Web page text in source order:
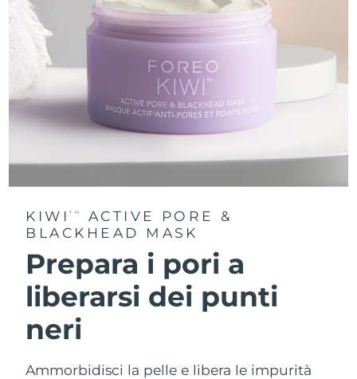
KIWITM
ACTIVE PORE &
BLACKHEAD MASK
Prepara i pori a
liberarsi dei punti
neri
Ammorbidisci la pelle e libera le impurità